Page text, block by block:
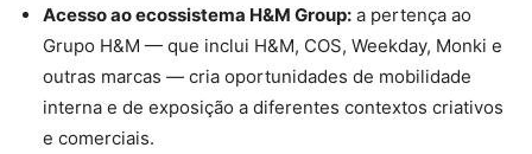
Acesso ao ecossistema H&M Group: a pertença ao
Grupo H&M — que inclui H&M, COS, Weekday, Monki e
outras marcas — cria oportunidades de mobilidade
interna e de exposição a diferentes contextos criativos
e comerciais.